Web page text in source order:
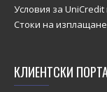
Условия за
Стоки на
КЛИЕНТСКИ